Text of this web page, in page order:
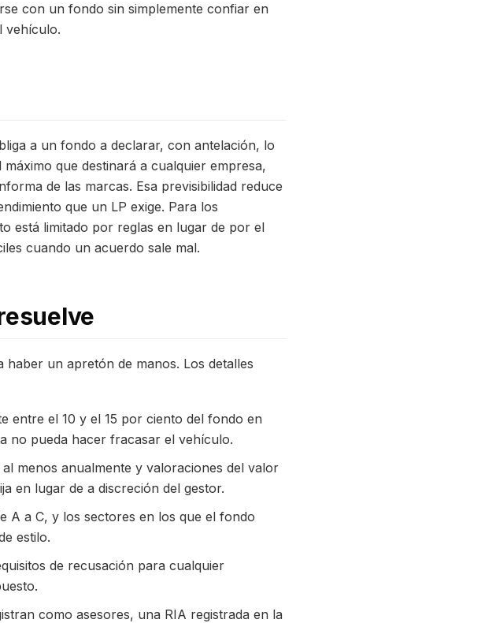
con un fondo sin simplemente confiar en
vehículo.
a un fondo a declarar, con antelación, lo
que destinará a cualquier empresa,
de las marcas. Esa previsibilidad reduce
que un LP exige. Para los
está limitado por reglas en lugar de por el
cuando un acuerdo sale mal.
un apretón de manos. Los detalles
entre el 10 y el 15 por ciento del fondo en
no pueda hacer fracasar el vehículo.
menos anualmente y valoraciones del valor
en lugar de a discreción del gestor.
A a C, y los sectores en los que el fondo
estilo.
de recusación para cualquier
como asesores, una RIA registrada en la